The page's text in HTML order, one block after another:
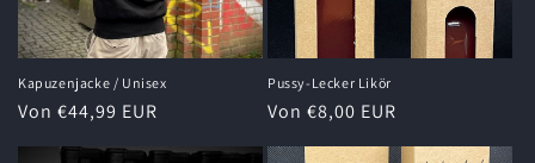
e
:
Kapuzenjacke / Unisex
Normaler
Preis
Von €44,99 EUR
Pussy-Lecker Likör
Normaler
Preis
Von €8,00 EUR